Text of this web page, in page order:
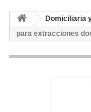
Domiciliaria
para extracciones